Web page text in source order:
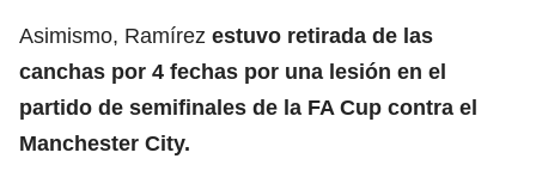
Asimismo, Ramírez estuvo retirada de las
canchas por 4 fechas por una lesión en el
partido de semifinales de la FA Cup contra el
Manchester City.